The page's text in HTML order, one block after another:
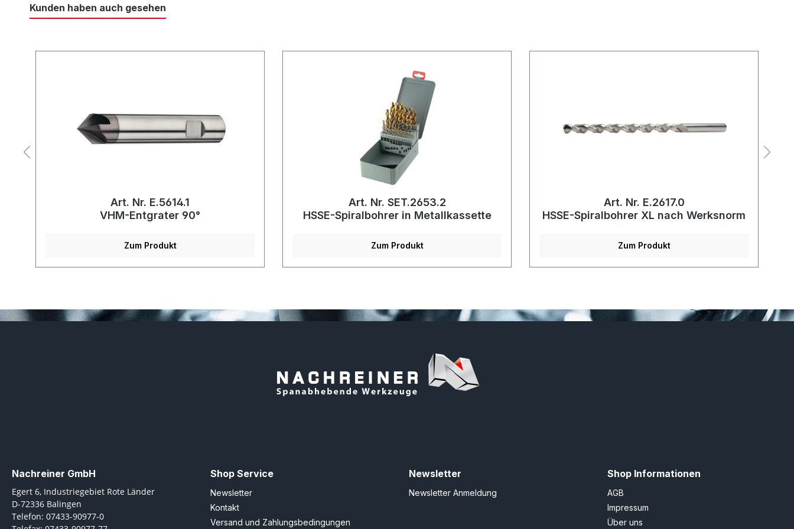
Kunden haben auch gesehen
Art. Nr. E.5614.1
VHM-Entgrater 90°
Zum Produkt
Art. Nr. SET.2653.2
HSSE-Spiralbohrer in Metallkassette
Zum Produkt
Art. Nr. E.2617.0
HSSE-Spiralbohrer XL nach Werksnorm
Zum Produkt
Nachreiner GmbH
Egert 6, Industriegebiet Rote Länder
D-72336 Balingen
Telefon: 07433-90977-0
Shop Service
Newsletter
Kontakt
Versand und Zahlungsbedingungen
Newsletter
Newsletter Anmeldung
Shop Informationen
AGB
Impressum
Über uns